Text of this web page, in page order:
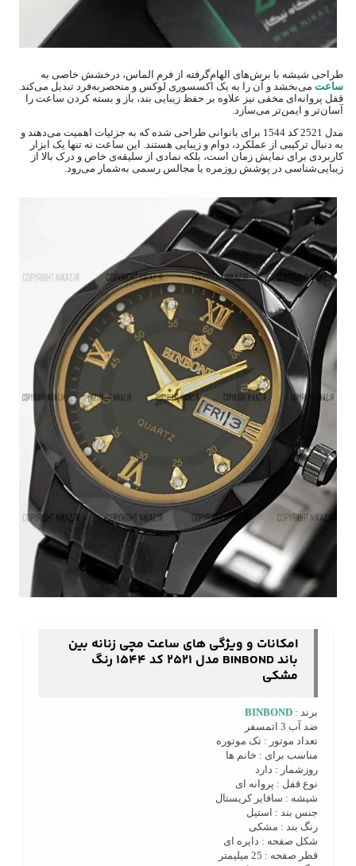
طراحی شیشه با برش‌های الهام‌گرفته از فرم الماس، درخشش خاصی به
ساعتمی‌بخشد و آن را به یک اکسسوری لوکس و منحصر‌به‌فرد تبدیل می‌کند.
قفل پروانه‌ای مخفی نیز علاوه بر حفظ زیبایی بند، باز و بسته کردن ساعت را
آسان‌تر و ایمن‌تر می‌سازد.
مدل 2521 کد 1544 برای بانوانی طراحی شده که به جزئیات اهمیت می‌دهند و
به دنبال ترکیبی از عملکرد، دوام و زیبایی هستند. این ساعت نه تنها یک ابزار
کاربردی برای نمایش زمان است، بلکه نمادی از سلیقه‌ی خاص و درک بالا از
زیبایی‌شناسی در پوشش روزمره یا مجالس رسمی به‌شمار می‌رود.
امکانات و ویژگی های ساعت مچی زنانه بین
باند BINBOND مدل 2521 کد 1544 رنگ
مشکی
برند : BINBOND
ضد آب 3 اتمسفر
تعداد موتور : تک موتوره
مناسب برای : خانم ها
روزشمار : دارد
نوع قفل : پروانه ای
شیشه : سافایر کریستال
جنس بند : استیل
رنگ بند : مشکی
شکل صفحه : دایره ای
قطر صفحه : 25 میلیمتر